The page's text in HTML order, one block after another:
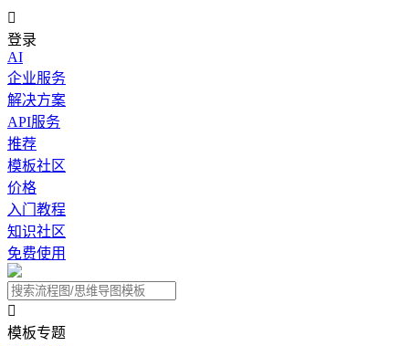

登录
AI
企业服务
解决方案
API服务
推荐
模板社区
价格
入门教程
知识社区
免费使用

模板专题